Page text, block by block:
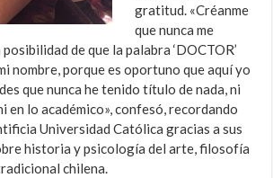
gratitud. «Créanme
que nunca me
de que la palabra ‘DOCTOR’
nombre, porque es oportuno que aquí yo
que nunca he tenido título de nada, ni
en lo académico», confesó, recordando
Universidad Católica gracias a sus
historia y psicología del arte, filosofía
chilena.